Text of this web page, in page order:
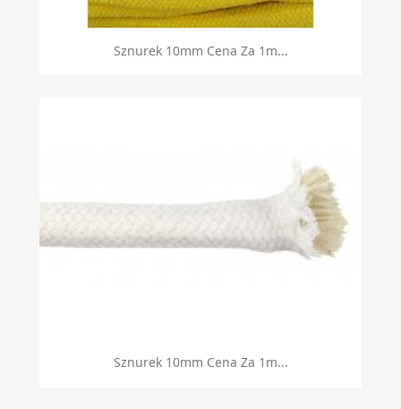
Sznurek 10mm Cena Za 1m...
Sznurek 10mm Cena Za 1m...